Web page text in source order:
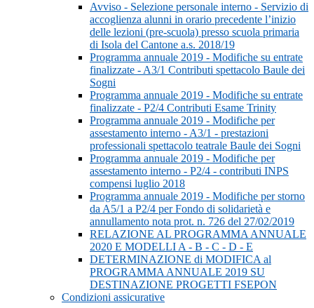
Avviso - Selezione personale interno - Servizio di
accoglienza alunni in orario precedente l’inizio
delle lezioni (pre-scuola) presso scuola primaria
di Isola del Cantone a.s. 2018/19
Programma annuale 2019 - Modifiche su entrate
finalizzate - A3/1 Contributi spettacolo Baule dei
Sogni
Programma annuale 2019 - Modifiche su entrate
finalizzate - P2/4 Contributi Esame Trinity
Programma annuale 2019 - Modifiche per
assestamento interno - A3/1 - prestazioni
professionali spettacolo teatrale Baule dei Sogni
Programma annuale 2019 - Modifiche per
assestamento interno - P2/4 - contributi INPS
compensi luglio 2018
Programma annuale 2019 - Modifiche per storno
da A5/1 a P2/4 per Fondo di solidarietà e
annullamento nota prot. n. 726 del 27/02/2019
RELAZIONE AL PROGRAMMA ANNUALE
2020 E MODELLI A - B - C - D - E
DETERMINAZIONE di MODIFICA al
PROGRAMMA ANNUALE 2019 SU
DESTINAZIONE PROGETTI FSEPON
Condizioni assicurative